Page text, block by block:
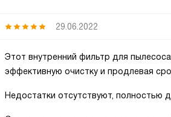
29.06.2022
Этот внутренний фильтр для
эффективную очистку и продлевая
Недостатки отсутствуют, полностью